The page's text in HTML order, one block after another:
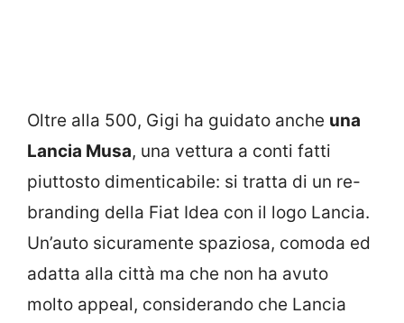
Oltre alla 500, Gigi ha guidato anche una
Lancia Musa, una vettura a conti fatti
piuttosto dimenticabile: si tratta di un re-
branding della Fiat Idea con il logo Lancia.
Un’auto sicuramente spaziosa, comoda ed
adatta alla città ma che non ha avuto
molto appeal, considerando che Lancia